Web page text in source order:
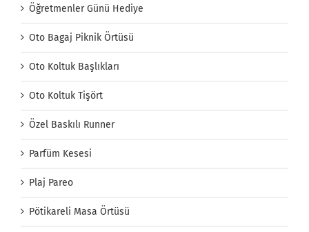
Öğretmenler Günü Hediye
Oto Bagaj Piknik Örtüsü
Oto Koltuk Başlıkları
Oto Koltuk Tişört
Özel Baskılı Runner
Parfüm Kesesi
Plaj Pareo
Pötikareli Masa Örtüsü